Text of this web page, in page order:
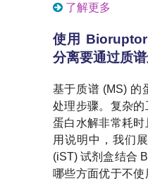
了解更多
使用
分离要通过质
基于质谱 (MS) 的
处理步骤。复杂
蛋白水解非常耗
用说明中，我们
(iST) 试剂盒结合
哪些方面优于不